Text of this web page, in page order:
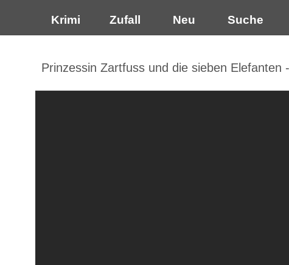
Krimi Zufall Neu Suche
Prinzessin Zartfuss und die sieben Elefanten